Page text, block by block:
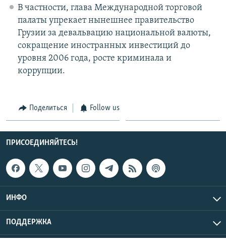
В частности, глава Международной торговой
палаты упрекает нынешнее правительство
Грузии за девальвацию национальной валюты,
сокращение иностранных инвестиций до
уровня 2006 года, росте криминала и
коррупции.
Поделиться Follow us
ПРИСОЕДИНЯЙТЕСЬ!
ИНФО
ПОДДЕРЖКА